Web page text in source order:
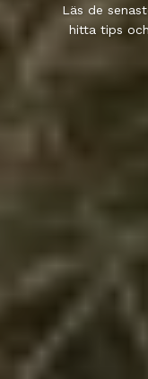
Läs de
hitta tips